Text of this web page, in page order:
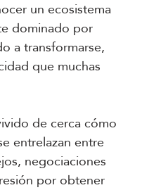
un ecosistema
dominado por
a transformarse,
que muchas
de cerca cómo
entrelazan entre
negociaciones
por obtener